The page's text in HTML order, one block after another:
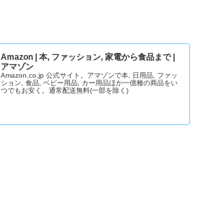
Amazon | 本, ファッション, 家電から食品まで |
アマゾン
Amazon.co.jp 公式サイト。アマゾンで本, 日用品, ファッ
ション, 食品, ベビー用品, カー用品ほか一億種の商品をい
つでもお安く。通常配送無料(一部を除く)